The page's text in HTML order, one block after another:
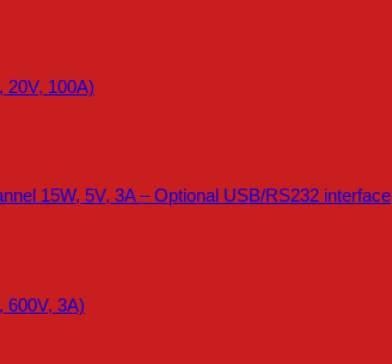
20V, 100A)
15W, 5V, 3A – Optional USB/RS232 interface
600V, 3A)